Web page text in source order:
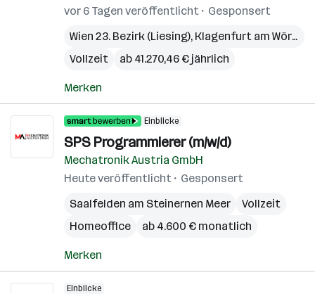
vor 6 Tagen veröffentlicht
Gesponsert
Wien 23. Bezirk (Liesing), Klagenfurt am Wörthersee
Vollzeit
ab 41.270,46 € jährlich
Merken
Einblicke
SPS Programmierer (m/w/d)
Mechatronik Austria GmbH
Heute veröffentlicht
Gesponsert
Saalfelden am Steinernen Meer
Vollzeit
Homeoffice
ab 4.600 € monatlich
Merken
Einblicke